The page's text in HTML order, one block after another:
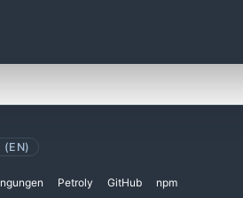
(EN)
Petroly GitHub npm